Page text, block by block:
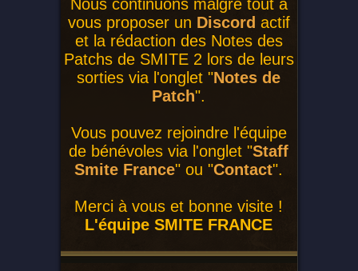
Nous continuons malgré tout à
vous proposer un Discord actif
et la rédaction des Notes des
Patchs de SMITE 2 lors de leurs
sorties via l'onglet "Notes de
Patch".
Vous pouvez rejoindre l'équipe
de bénévoles via l'onglet "Staff
Smite France" ou "Contact".
Merci à vous et bonne visite !
L'équipe SMITE FRANCE